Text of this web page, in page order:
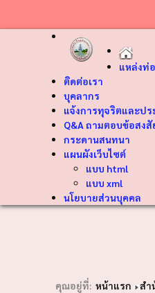
แหล่งท่
ติดต่อเรา
บุคลากร
แจ้งการทุจริตและป
Q&A ถามตอบข้อสงสั
กระดานสนทนา
แผนผังเว็บไซต์
แบบ html
แบบ xml
นโยบายส่วนบุคคล
คุณอยู่ที่: หน้าแรก สำ